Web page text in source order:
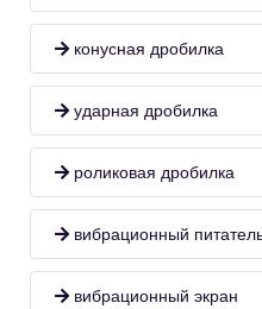
конусная дробилка
ударная дробилка
роликовая дробилка
вибрационный
вибрационный экран